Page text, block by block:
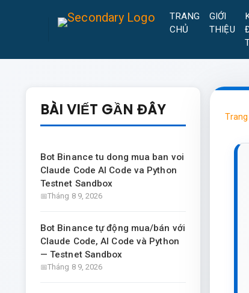
TRANG
CHỦ
GIỚI
THIỆU
BÀI VIẾT GẦN ĐÂY
Bot Binance tu dong mua ban voi
Claude Code AI Code va Python
Testnet Sandbox
Tháng 8 9, 2026
Bot Binance tự động mua/bán với
Claude Code, AI Code và Python
— Testnet Sandbox
Tháng 8 9, 2026